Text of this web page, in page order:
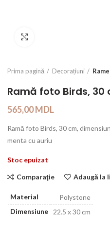
Prima pagină Decorațiuni
Ramă foto Birds, 30
565,00MDL
Ramă foto Birds, 30 cm,
menta cu auriu
Stoc epuizat
Comparaţie Adaugă la
Material
Polystone
Dimensiune
22.5 x 30 cm